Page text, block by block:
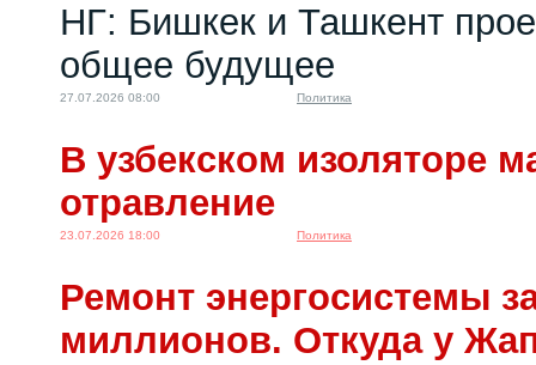
НГ: Бишкек и Ташкент
общее будущее
27.07.2026 08:00 Политика
В узбекском изоляторе
отравление
23.07.2026 18:00 Политика
Ремонт энергосистемы
миллионов. Откуда у